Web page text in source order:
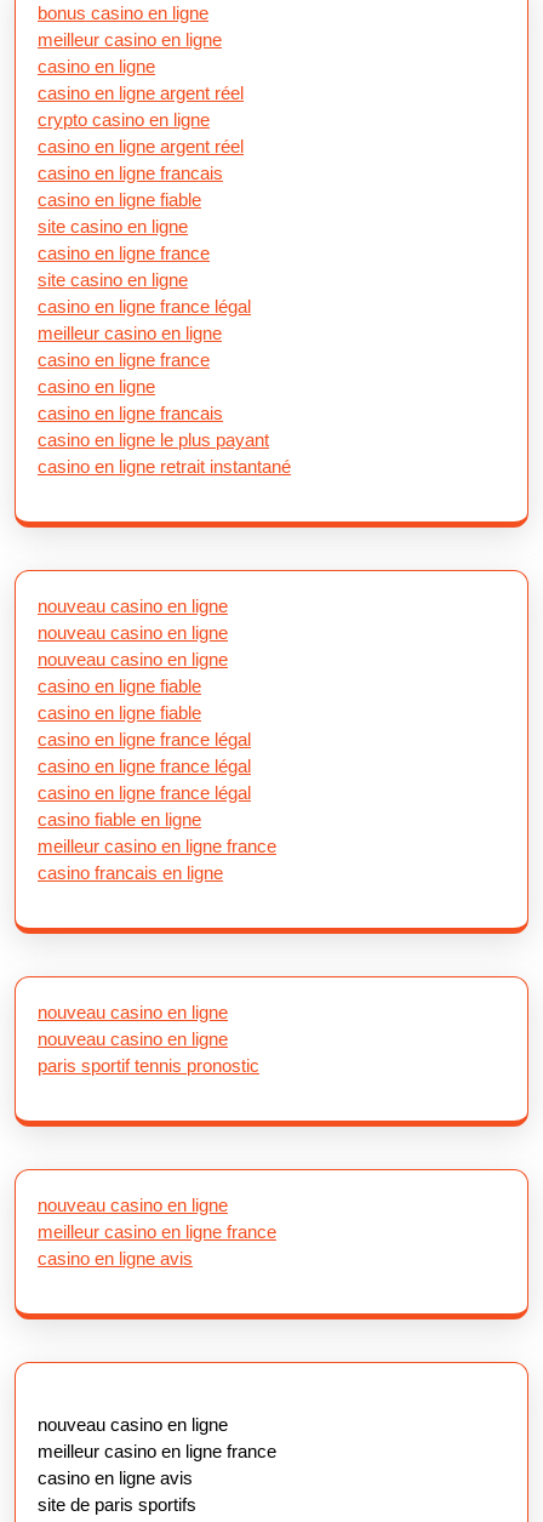
bonus casino en ligne
meilleur casino en ligne
casino en ligne
casino en ligne argent réel
crypto casino en ligne
casino en ligne argent réel
casino en ligne francais
casino en ligne fiable
site casino en ligne
casino en ligne france
site casino en ligne
casino en ligne france légal
meilleur casino en ligne
casino en ligne france
casino en ligne
casino en ligne francais
casino en ligne le plus payant
casino en ligne retrait instantané
nouveau casino en ligne
nouveau casino en ligne
nouveau casino en ligne
casino en ligne fiable
casino en ligne fiable
casino en ligne france légal
casino en ligne france légal
casino en ligne france légal
casino fiable en ligne
meilleur casino en ligne france
casino francais en ligne
nouveau casino en ligne
nouveau casino en ligne
paris sportif tennis pronostic
nouveau casino en ligne
meilleur casino en ligne france
casino en ligne avis
nouveau casino en ligne
meilleur casino en ligne france
casino en ligne avis
site de paris sportifs